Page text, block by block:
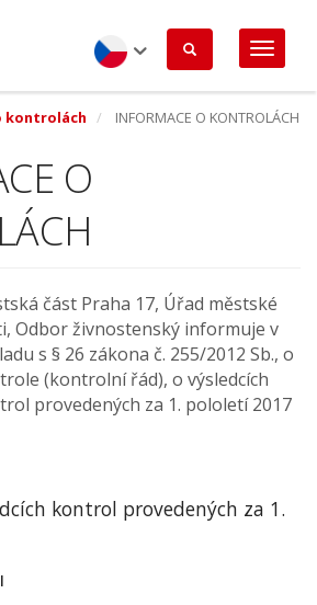
Czech
kontrolách INFORMACE O KONTROLÁCH
O
část Praha 17, Úřad městské
Odbor živnostenský informuje v
s § 26 zákona č. 255/2012 Sb., o
(kontrolní řád), o výsledcích
provedených za 1. pololetí 2017
kontrol provedených za 1.